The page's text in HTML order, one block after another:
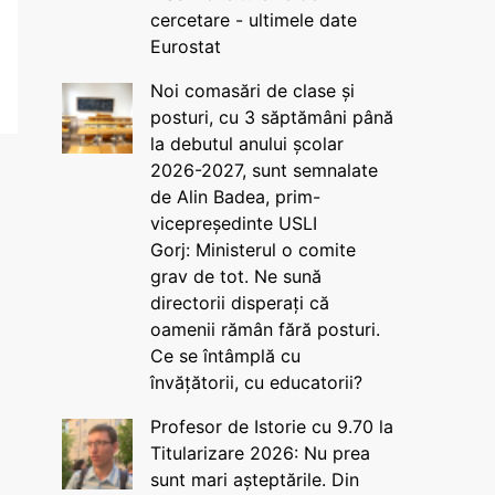
cercetare - ultimele date
Eurostat
Noi comasări de clase și
posturi, cu 3 săptămâni până
la debutul anului școlar
2026-2027, sunt semnalate
de Alin Badea, prim-
vicepreședinte USLI
Gorj: Ministerul o comite
grav de tot. Ne sună
directorii disperați că
oamenii rămân fără posturi.
Ce se întâmplă cu
învățătorii, cu educatorii?
Profesor de Istorie cu 9.70 la
Titularizare 2026: Nu prea
sunt mari așteptările. Din